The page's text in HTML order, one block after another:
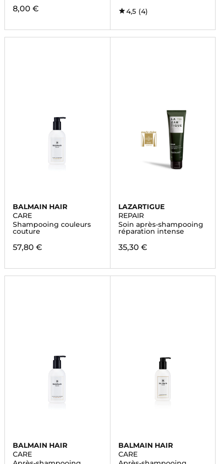
8,00 € 4,5 (4)
BALMAIN HAIR
CARE
Shampooing couleurs
couture
57,80 €
LAZARTIGUE
REPAIR
Soin après-shampooing
réparation intense
35,30 €
BALMAIN HAIR
CARE
BALMAIN HAIR
CARE